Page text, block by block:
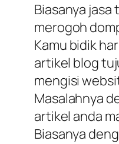
Biasanya
merogoh
Kamu bidik
artikel blog
mengisi
Masalahnya
artikel anda
Biasanya